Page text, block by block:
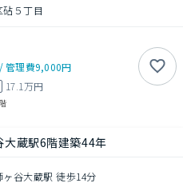
５丁目
/管理費9,000円
17.1万円
大蔵駅6階建築44年
谷大蔵駅 徒歩14分